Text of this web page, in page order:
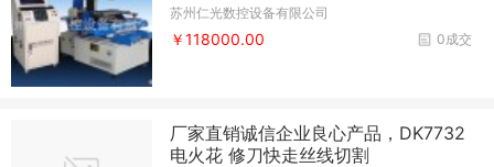
苏州仁光数控设备有限公司
0成交
￥118000.00
厂家直销诚信企业良心产品，DK7732
电火花 修刀快走丝线切割